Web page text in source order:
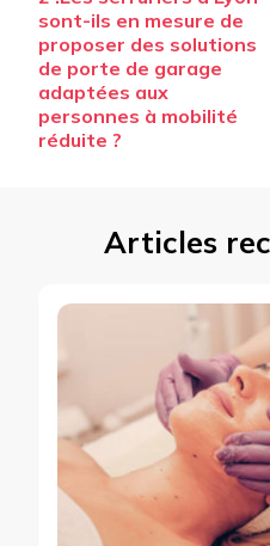
sont-ils en mesure de
proposer des solutions
de porte de garage
adaptées aux
personnes à mobilité
réduite ?
Articles